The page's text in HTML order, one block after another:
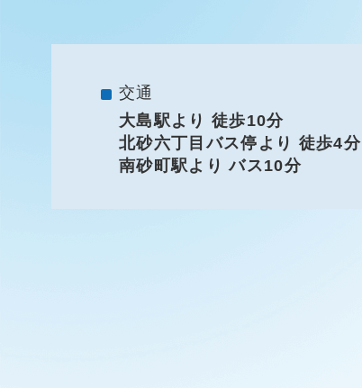
交通
大島駅より 徒歩10分
北砂六丁目バス停より 徒歩4分
南砂町駅より バス10分